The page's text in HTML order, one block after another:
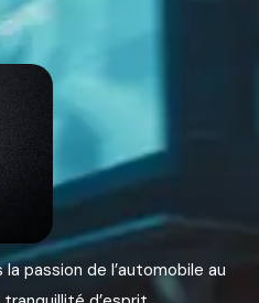
passion de l’automobile au